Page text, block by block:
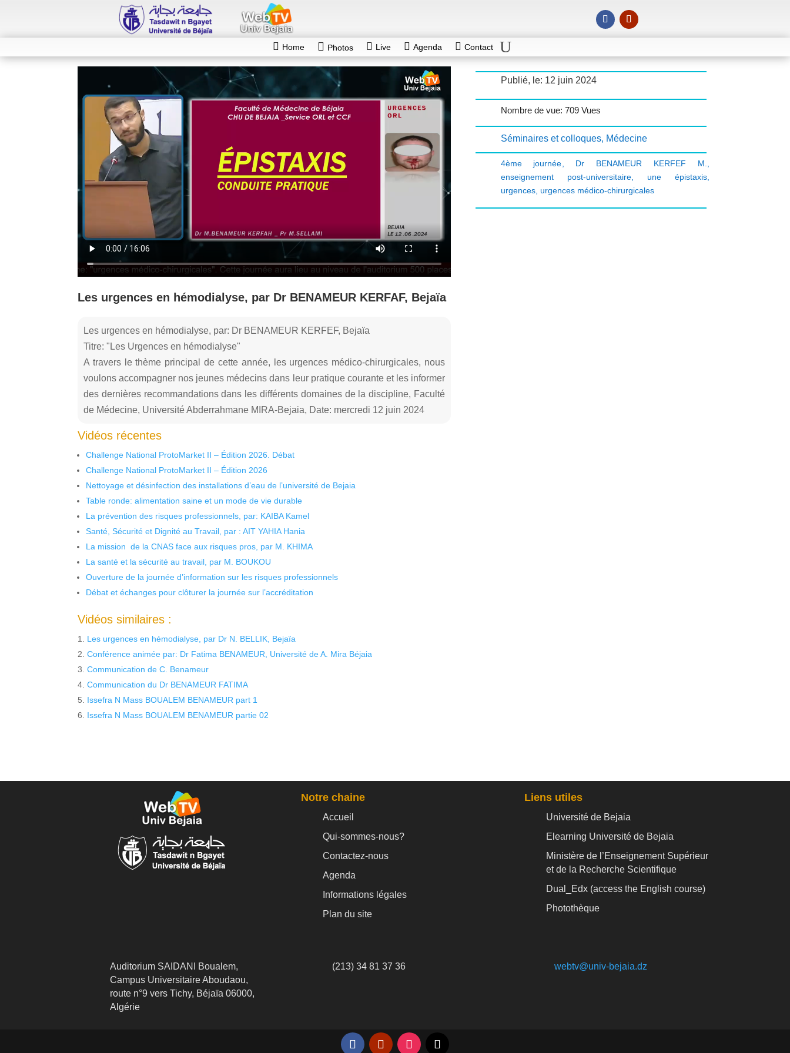
Home Photos Live Agenda Contact
Les urgences en hémodialyse, par Dr BENAMEUR KERFAF, Bejaïa
Les urgences en hémodialyse, par: Dr BENAMEUR KERFEF, Bejaïa
Titre: "Les Urgences en hémodialyse"
A travers le thème principal de cette année, les urgences médico-chirurgicales, nous
voulons accompagner nos jeunes médecins dans leur pratique courante et les informer
des dernières recommandations dans les différents domaines de la discipline, Faculté
de Médecine, Université Abderrahmane MIRA-Bejaia, Date: mercredi 12 juin 2024
Vidéos récentes
Challenge National ProtoMarket II – Édition 2026. Débat
Challenge National ProtoMarket II – Édition 2026
Nettoyage et désinfection des installations d’eau de l’université de Bejaia
Table ronde: alimentation saine et un mode de vie durable
La prévention des risques professionnels, par: KAIBA Kamel
Santé, Sécurité et Dignité au Travail, par : AIT YAHIA Hania
La mission de la CNAS face aux risques pros, par M. KHIMA
La santé et la sécurité au travail, par M. BOUKOU
Ouverture de la journée d’information sur les risques professionnels
Débat et échanges pour clôturer la journée sur l’accréditation
Vidéos similaires :
Les urgences en hémodialyse, par Dr N. BELLIK, Bejaïa
Conférence animée par: Dr Fatima BENAMEUR, Université de A. Mira Béjaia
Communication de C. Benameur
Communication du Dr BENAMEUR FATIMA
Issefra N Mass BOUALEM BENAMEUR part 1
Issefra N Mass BOUALEM BENAMEUR partie 02
Publié, le: 12 juin 2024
Nombre de vue: 709 Vues
Séminaires et colloques, Médecine
4ème journée, Dr BENAMEUR KERFEF M.,
enseignement post-universitaire, une épistaxis,
urgences, urgences médico-chirurgicales
Notre chaine
Accueil
Qui-sommes-nous?
Contactez-nous
Agenda
Informations légales
Plan du site
Liens utiles
Université de Bejaia
Elearning Université de Bejaia
Ministère de l’Enseignement Supérieur
et de la Recherche Scientifique
Dual_Edx (access the English course)
Photothèque
Auditorium SAIDANI Boualem,
Campus Universitaire Aboudaou,
route n°9 vers Tichy, Béjaïa 06000,
Algérie
(213) 34 81 37 36 webtv@univ-bejaia.dz